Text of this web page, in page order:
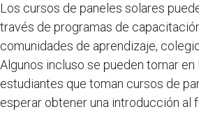
Los cursos de paneles solares
través de programas de
comunidades de aprendizaje,
Algunos incluso se pueden tomar en
estudiantes que toman cursos de
esperar obtener una introducción al